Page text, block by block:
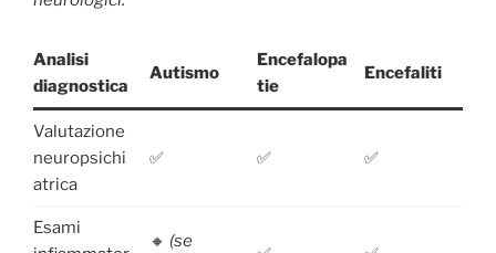
Analisi
diagnostica
Autismo
Encefalopa
tie
Encefaliti
Valutazione
neuropsichi
atrica
✅ ✅ ✅
Esami
🔸 (se